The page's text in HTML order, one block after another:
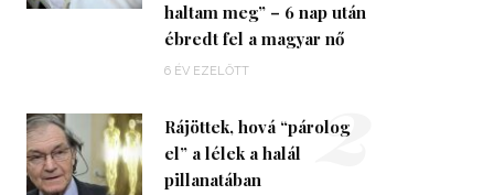
haltam meg” – 6 nap után
ébredt fel a magyar nő
6 ÉV EZELŐTT
Rájöttek, hová “párolog
el” a lélek a halál
pillanatában
2